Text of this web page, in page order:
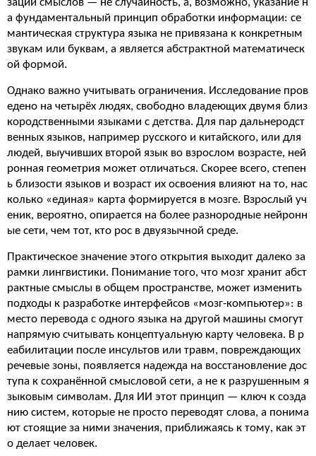
заций смыслов — не случайность, а, возможно, указание н
а фундаментальный принцип обработки информации: се
мантическая структура языка не привязана к конкретным
звукам или буквам, а является абстрактной математическ
ой формой.
Однако важно учитывать ограничения. Исследование пров
едено на четырёх людях, свободно владеющих двумя близ
кородственными языками с детства. Для пар дальнеродст
венных языков, например русского и китайского, или для
людей, выучивших второй язык во взрослом возрасте, ней
ронная геометрия может отличаться. Скорее всего, степен
ь близости языков и возраст их освоения влияют на то, нас
колько «единая» карта формируется в мозге. Взрослый уч
еник, вероятно, опирается на более разнородные нейронн
ые сети, чем тот, кто рос в двуязычной среде.
Практическое значение этого открытия выходит далеко за
рамки лингвистики. Понимание того, что мозг хранит абст
рактные смыслы в общем пространстве, может изменить
подходы к разработке интерфейсов «мозг-компьютер»: в
место перевода с одного языка на другой машины смогут
напрямую считывать концептуальную карту человека. В р
еабилитации после инсультов или травм, повреждающих
речевые зоны, появляется надежда на восстановление дос
тупа к сохранённой смысловой сети, а не к разрушенным я
зыковым символам. Для ИИ этот принцип — ключ к созда
нию систем, которые не просто переводят слова, а понима
ют стоящие за ними значения, приближаясь к тому, как эт
о делает человек.